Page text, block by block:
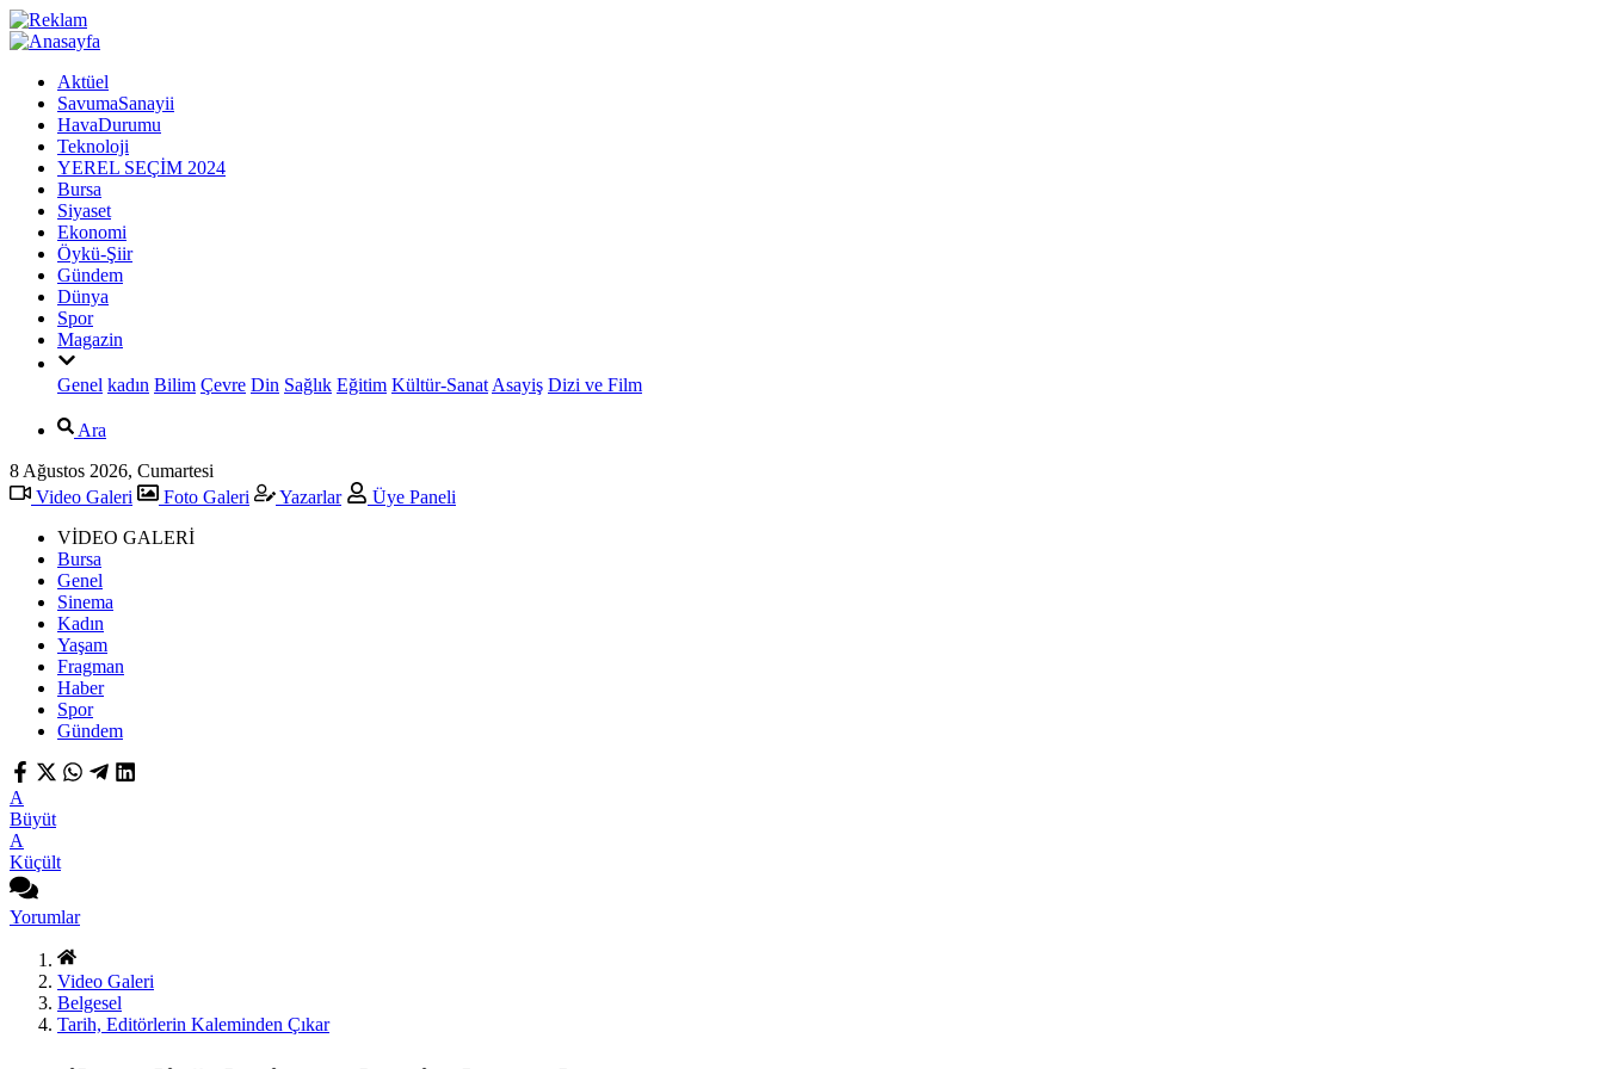
Aktüel
SavumaSanayii
HavaDurumu
Teknoloji
YEREL SEÇİM 2024
Bursa
Siyaset
Ekonomi
Öykü-Şiir
Gündem
Dünya
Spor
Magazin
Genel kadın Bilim Çevre Din Sağlık Eğitim Kültür-Sanat Asayiş Dizi ve Film
Ara
8 Ağustos 2026, Cumartesi
Video Galeri
Foto Galeri Yazarlar
Üye Paneli
VİDEO GALERİ
Bursa
Genel
Sinema
Kadın
Yaşam
Fragman
Haber
Spor
Gündem
A
Büyüt
A
Küçült
Yorumlar
Video Galeri
Belgesel
Tarih, Editörlerin Kaleminden Çıkar